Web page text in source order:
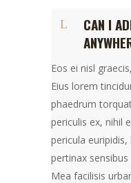
CAN I
Eos ei nisl
Eius lorem
phaedrum
periculis ex, nihil
pericula
pertinax
Mea facilisis